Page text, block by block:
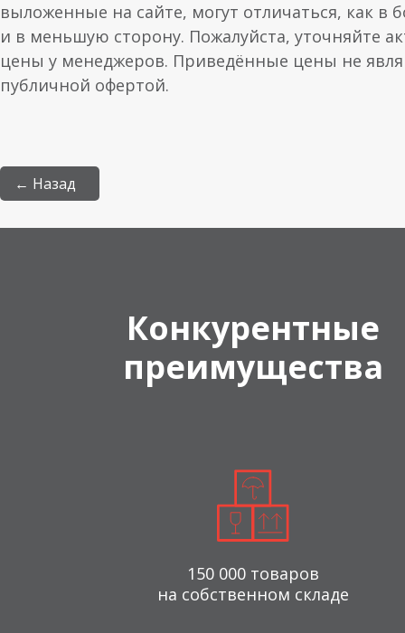
выложенные на сайте, могут отличаться, как в
и в меньшую сторону. Пожалуйста, уточняйте
цены у менеджеров. Приведённые цены не
публичной офертой.
← Назад
Конкурентные
преимущества
150 000 товаров
на собственном складе